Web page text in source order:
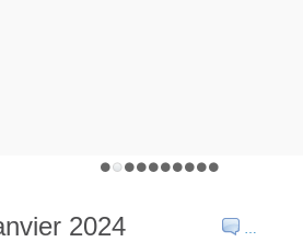
…
2024